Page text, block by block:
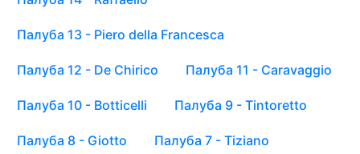
Палуба 13 - Piero della Francesca
Палуба 12 - De Chirico Палуба 11 - Caravaggio
Палуба 10 - Botticelli Палуба 9 - Tintoretto
Палуба 8 - Giotto Палуба 7 - Tiziano